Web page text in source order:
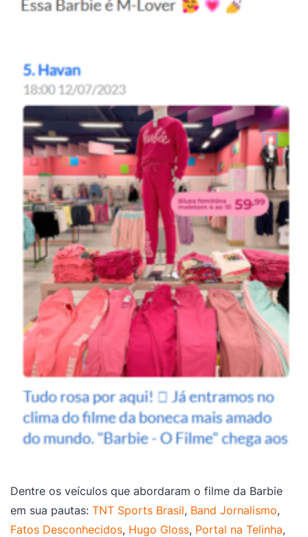
Dentre os veículos que abordaram o filme da Barbie
em sua pautas: TNT Sports Brasil, Band Jornalismo,
Fatos Desconhecidos, Hugo Gloss, Portal na Telinha,